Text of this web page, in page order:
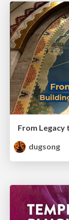
dugsong